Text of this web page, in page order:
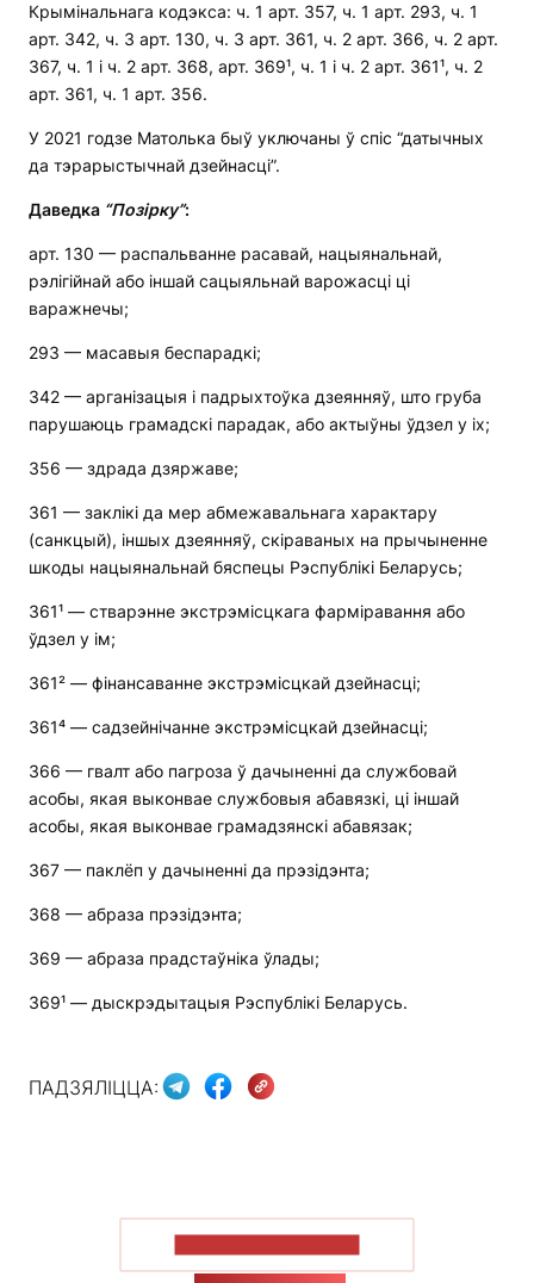
Крымінальнага кодэкса: ч. 1 арт. 357, ч. 1 арт. 293, ч. 1
арт. 342, ч. 3 арт. 130, ч. 3 арт. 361, ч. 2 арт. 366, ч. 2 арт.
367, ч. 1 і ч. 2 арт. 368, арт. 369¹, ч. 1 і ч. 2 арт. 361¹, ч. 2
арт. 361, ч. 1 арт. 356.
У 2021 годзе Матолька быў уключаны ў спіс “датычных
да тэрарыстычнай дзейнасці”.
Даведка “Позірку”:
арт. 130 — распальванне расавай, нацыянальнай,
рэлігійнай або іншай сацыяльнай варожасці ці
варажнечы;
293 — масавыя беспарадкі;
342 — арганізацыя і падрыхтоўка дзеянняў, што груба
парушаюць грамадскі парадак, або актыўны ўдзел у іх;
356 — здрада дзяржаве;
361 — заклікі да мер абмежавальнага характару
(санкцый), іншых дзеянняў, скіраваных на прычыненне
шкоды нацыянальнай бяспецы Рэспублікі Беларусь;
361¹ — стварэнне экстрэмісцкага фарміравання або
ўдзел у ім;
361² — фінансаванне экстрэмісцкай дзейнасці;
361⁴ — садзейнічанне экстрэмісцкай дзейнасці;
366 — гвалт або пагроза ў дачыненні да службовай
асобы, якая выконвае службовыя абавязкі, ці іншай
асобы, якая выконвае грамадзянскі абавязак;
367 — паклёп у дачыненні да прэзідэнта;
368 — абраза прэзідэнта;
369 — абраза прадстаўніка ўлады;
369¹ — дыскрэдытацыя Рэспублікі Беларусь.
ПАДЗЯЛІЦЦА: